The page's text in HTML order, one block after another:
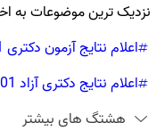
نزدیک ترین موضوعات به
اعلام نتایج آزمون دکتری 1401
اعلام نتایج دکتری آزاد 1401
اعلام نتایج دکتری سنجش
هشتگ های بیشتر